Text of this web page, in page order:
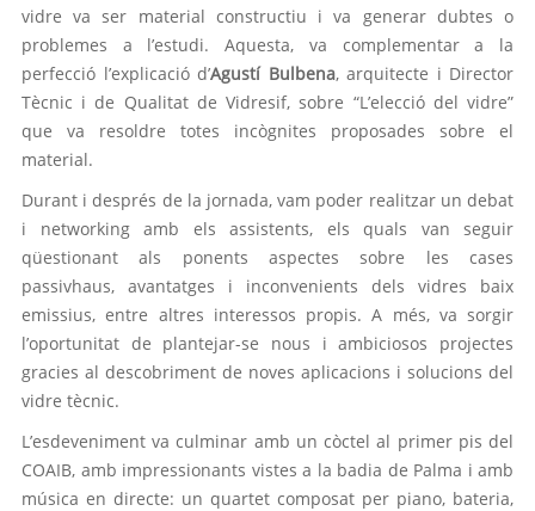
vidre va ser material constructiu i va generar dubtes o
problemes a l’estudi. Aquesta, va complementar a la
perfecció l’explicació d’Agustí Bulbena, arquitecte i Director
Tècnic i de Qualitat de Vidresif, sobre “L’elecció del vidre”
que va resoldre totes incògnites proposades sobre el
material.
Durant i després de la jornada, vam poder realitzar un debat
i networking amb els assistents, els quals van seguir
qüestionant als ponents aspectes sobre les cases
passivhaus, avantatges i inconvenients dels vidres baix
emissius, entre altres interessos propis. A més, va sorgir
l’oportunitat de plantejar-se nous i ambiciosos projectes
gracies al descobriment de noves aplicacions i solucions del
vidre tècnic.
L’esdeveniment va culminar amb un còctel al primer pis del
COAIB, amb impressionants vistes a la badia de Palma i amb
música en directe: un quartet composat per piano, bateria,